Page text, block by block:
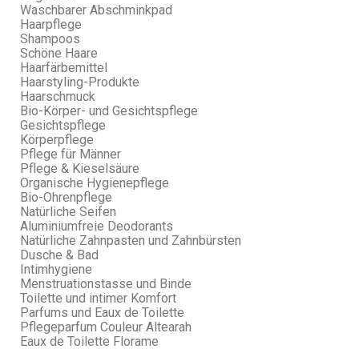
Waschbarer Abschminkpad
Haarpflege
Shampoos
Schöne Haare
Haarfärbemittel
Haarstyling-Produkte
Haarschmuck
Bio-Körper- und Gesichtspflege
Gesichtspflege
Körperpflege
Pflege für Männer
Pflege & Kieselsäure
Organische Hygienepflege
Bio-Ohrenpflege
Natürliche Seifen
Aluminiumfreie Deodorants
Natürliche Zahnpasten und Zahnbürsten
Dusche & Bad
Intimhygiene
Menstruationstasse und Binde
Toilette und intimer Komfort
Parfums und Eaux de Toilette
Pflegeparfum Couleur Altearah
Eaux de Toilette Florame